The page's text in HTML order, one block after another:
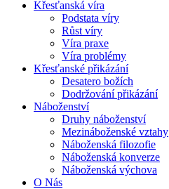
Křesťanská víra
Podstata víry
Růst víry
Víra praxe
Víra problémy
Křesťanské přikázání
Desatero božích
Dodržování přikázání
Náboženství
Druhy náboženství
Mezináboženské vztahy
Náboženská filozofie
Náboženská konverze
Náboženská výchova
O Nás